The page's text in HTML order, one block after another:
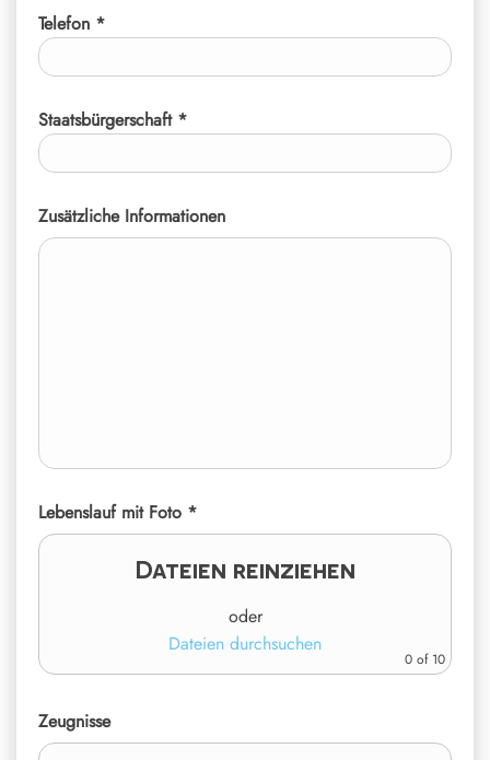
Telefon *
Staatsbürgerschaft *
Zusätzliche Informationen
Lebenslauf mit Foto *
Dateien reinziehen
oder
Dateien durchsuchen
0 of 10
Zeugnisse